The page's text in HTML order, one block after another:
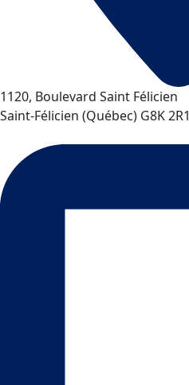
1120, Boulevard Saint Félicien
Saint-Félicien (Québec) G8K 2R1